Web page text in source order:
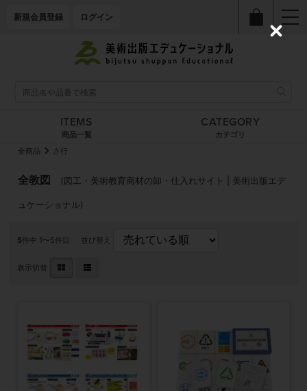
新規会員登録 ログイン
ITEMS
商品一覧
CATEGORY
カテゴリ
全商品
さ行
全教図 (図工・美術教育商材の卸・仕入れサイト | 美術出版エデ
ュケーショナル)
5件中 1〜5件目 並び替え
表示切替
C